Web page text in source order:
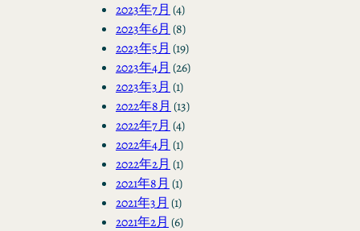
2023年7月 (4)
2023年6月 (8)
2023年5月 (19)
2023年4月 (26)
2023年3月 (1)
2022年8月 (13)
2022年7月 (4)
2022年4月 (1)
2022年2月 (1)
2021年8月 (1)
2021年3月 (1)
2021年2月 (6)